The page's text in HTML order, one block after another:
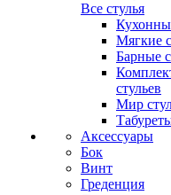
Все стулья
Мягкие
Барные
стульев
Мир
Аксессуары
Бок
Винт
Греденция